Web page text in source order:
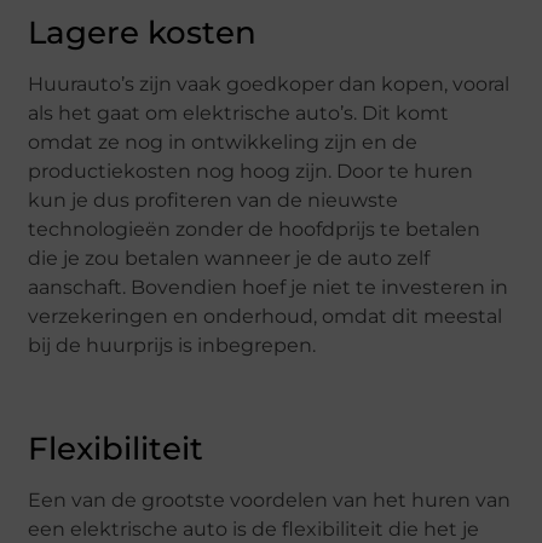
Lagere kosten
Huurauto’s zijn vaak goedkoper dan kopen, vooral
als het gaat om elektrische auto’s. Dit komt
omdat ze nog in ontwikkeling zijn en de
productiekosten nog hoog zijn. Door te huren
kun je dus profiteren van de nieuwste
technologieën zonder de hoofdprijs te betalen
die je zou betalen wanneer je de auto zelf
aanschaft. Bovendien hoef je niet te investeren in
verzekeringen en onderhoud, omdat dit meestal
bij de huurprijs is inbegrepen.
Flexibiliteit
Een van de grootste voordelen van het huren van
een elektrische auto is de flexibiliteit die het je